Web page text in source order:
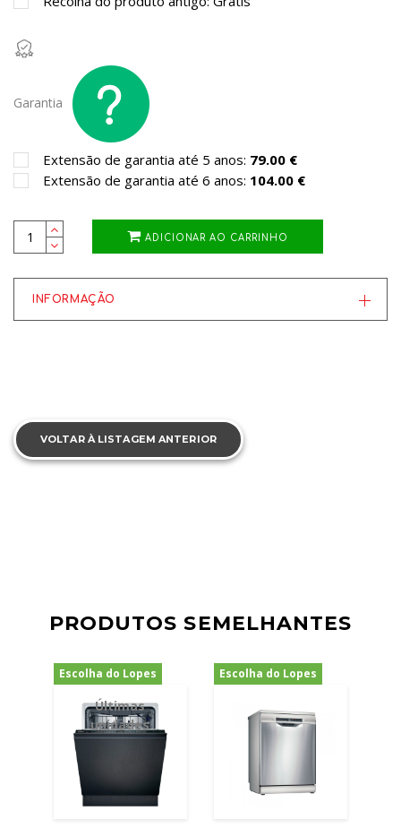
Garantia
Extensão de garantia até 5 anos: 79.00 €
Extensão de garantia até 6 anos: 104.00 €
ADICIONAR AO CARRINHO
INFORMAÇÃO
VOLTAR À LISTAGEM ANTERIOR
PRODUTOS SEMELHANTES
Escolha do Lopes
Últimas
unidades
-24%
Escolha do Lopes